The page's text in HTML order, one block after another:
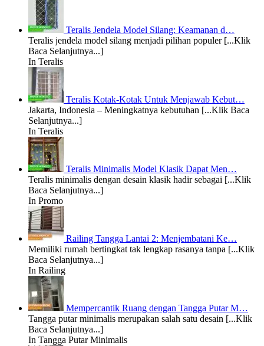
Teralis Jendela Model Silang: Keamanan d…
Teralis jendela model silang menjadi pilihan populer [...Klik
Baca Selanjutnya...]
In Teralis
Teralis Kotak-Kotak Untuk Menjawab Kebut…
Jakarta, Indonesia – Meningkatnya kebutuhan [...Klik Baca
Selanjutnya...]
In Teralis
Teralis Minimalis Model Klasik Dapat Men…
Teralis minimalis dengan desain klasik hadir sebagai [...Klik
Baca Selanjutnya...]
In Promo
Railing Tangga Lantai 2: Menjembatani Ke…
Memiliki rumah bertingkat tak lengkap rasanya tanpa [...Klik
Baca Selanjutnya...]
In Railing
Mempercantik Ruang dengan Tangga Putar M…
Tangga putar minimalis merupakan salah satu desain [...Klik
Baca Selanjutnya...]
In Tangga Putar Minimalis